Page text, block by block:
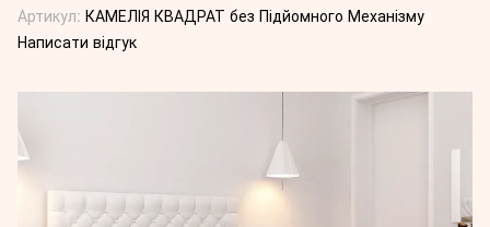
Артикул: КАМЕЛІЯ КВАДРАТ без Підйомного Механізму
Написати відгук